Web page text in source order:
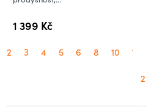
1 399 Kč
2 3 4 5 6 8 10 12
2